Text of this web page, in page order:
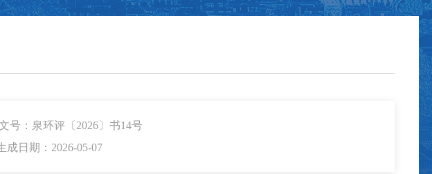
号：泉环评〔2026〕书14号
成日期：2026-05-07